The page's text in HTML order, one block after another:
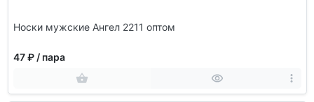
Носки мужские Ангел 2211 оптом
47 ₽ / пара